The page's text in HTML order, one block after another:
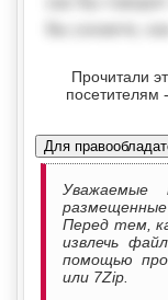
Прочитали
посетителям
Для
Уважаемые
Перед тем,
извлечь
помощью
или 7Zip.